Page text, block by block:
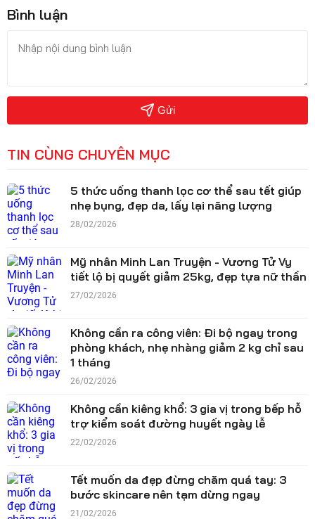
Bình luận
Gửi
TIN CÙNG CHUYÊN MỤC
5 thức uống thanh lọc cơ thể sau tết giúp
nhẹ bụng, đẹp da, lấy lại năng lượng
28/02/2026
Mỹ nhân Minh Lan Truyện - Vương Tử Vy
tiết lộ bị quyết giảm 25kg, đẹp tựa nữ thần
27/02/2026
Không cần ra công viên: Đi bộ ngay trong
phòng khách, nhẹ nhàng giảm 2 kg chỉ sau
1 tháng
26/02/2026
Không cần kiêng khổ: 3 gia vị trong bếp hỗ
trợ kiểm soát đường huyết ngày lễ
22/02/2026
Tết muốn da đẹp đừng chăm quá tay: 3
bước skincare nên tạm dừng ngay
21/02/2026